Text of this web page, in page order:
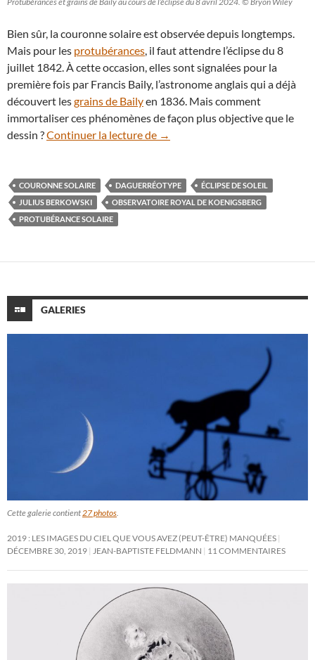
Bien sûr, la couronne solaire est observée depuis longtemps.
Mais pour les protubérances , il faut attendre l’éclipse du 8
juillet 1842. À cette occasion, elles sont signalées pour la
première fois par Francis Baily, l’astronome anglais qui a déjà
découvert lesgrains de Bailyen 1836. Mais comment
immortaliser ces phénomènes de façon plus objective que le
dessin ?Continuer la lecture de 28 juillet 1851, première image
→
COURONNE SOLAIRE DAGUERRÉOTYPE
ÉCLIPSE DE SOLEIL
JULIUS BERKOWSKI
OBSERVATOIRE ROYAL DE KOENIGSBERG
PROTUBÉRANCE SOLAIRE
GALERIES
Cette galerie contient 27 photos
2019 : LES IMAGES DU CIEL QUE VOUS AVEZ (PEUT-ÊTRE) MANQUÉES
DÉCEMBRE 30, 2019
JEAN-BAPTISTE FELDMANN 11 COMMENTAIRES